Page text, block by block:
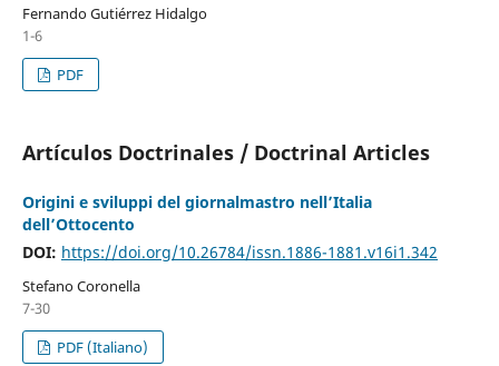
Fernando Gutiérrez Hidalgo
1-6
PDF
Artículos Doctrinales / Doctrinal Articles
Origini e sviluppi del giornalmastro nell’Italia
dell’Ottocento
DOI: https://doi.org/10.26784/issn.1886-1881.v16i1.342
Stefano Coronella
7-30
PDF (Italiano)